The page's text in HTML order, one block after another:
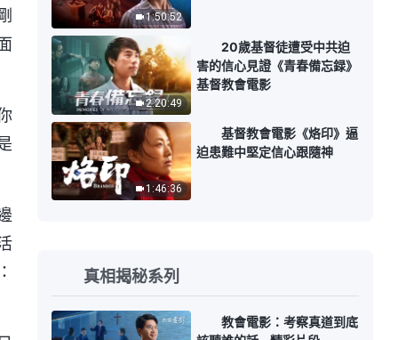
1:50:52
2:20:49
20歲基督徒遭受中共迫
害的信心見證《青春備忘録》
基督教會電影
1:46:36
基督教會電影《烙印》逼
迫患難中堅定信心跟隨神
真相揭秘系列
教會電影：考察真道到底